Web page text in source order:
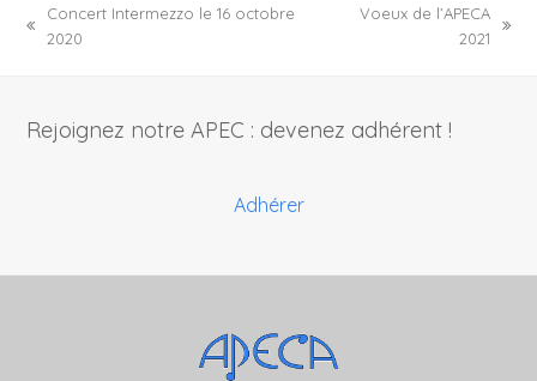
previous
Concert Intermezzo le 16 octobre
2020
Voeux de l’APECA
2021
Rejoignez notre APEC : devenez adhérent !
Adhérer